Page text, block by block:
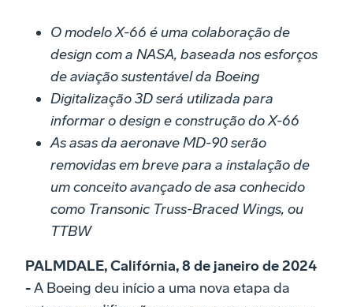
O modelo X-66 é uma colaboração de
design com a NASA, baseada nos esforços
de aviação sustentável da Boeing
Digitalização 3D será utilizada para
informar o design e construção do X-66
As asas da aeronave MD-90 serão
removidas em breve para a instalação de
um conceito avançado de asa conhecido
como Transonic Truss-Braced Wings, ou
TTBW
PALMDALE, Califórnia, 8 de janeiro de 2024
-A Boeing deu início a uma nova etapa da